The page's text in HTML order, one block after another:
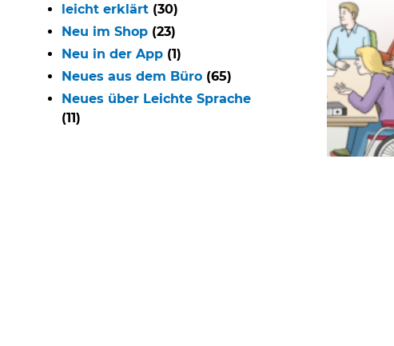
leicht erklärt (30)
Neu im Shop (23)
Neu in der App (1)
Neues aus dem Büro (65)
Neues über Leichte Sprache
(11)